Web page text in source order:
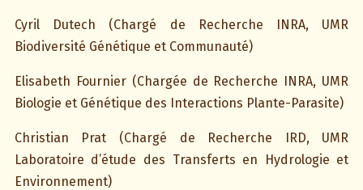
Cyril Dutech (Chargé de Recherche INRA, UMR
Biodiversité Génétique et Communauté)
Elisabeth Fournier (Chargée de Recherche INRA, UMR
Biologie et Génétique des Interactions Plante-Parasite)
Christian Prat (Chargé de Recherche IRD, UMR
Laboratoire d’étude des Transferts en Hydrologie et
Environnement)